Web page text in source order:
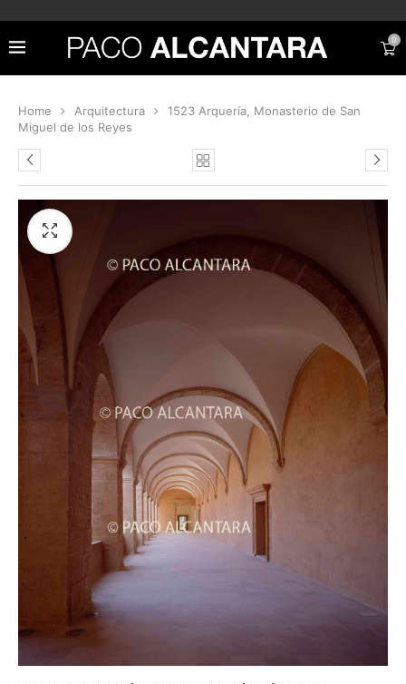
0
Home Arquitectura
1523 Arquería, Monasterio de San
Miguel de los Reyes